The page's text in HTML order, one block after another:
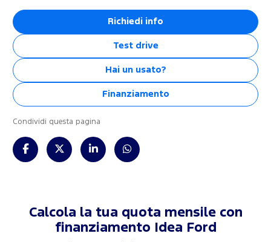
Richiedi info
Test drive
Hai un usato?
Finanziamento
Condividi questa pagina
Calcola la tua quota mensile con
finanziamento
Idea Ford